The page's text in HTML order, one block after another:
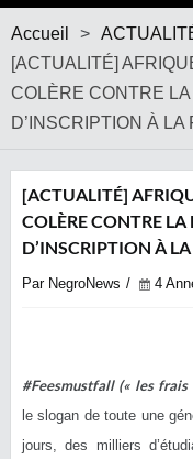
Accueil >
[ACTUALITÉ]
COLÈRE CONTRE
D’INSCRIPTION À LA
[ACTUALITÉ]
COLÈRE CONTRE LA
D’INSCRIPTION À
Par NegroNews 4
#Feesmustfall (« les frais
le slogan de toute une
jours, des milliers